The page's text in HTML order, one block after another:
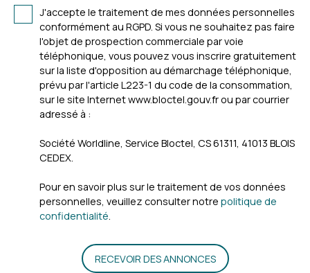
J'accepte le traitement de mes données personnelles
conformément au RGPD. Si vous ne souhaitez pas faire
l'objet de prospection commerciale par voie
téléphonique, vous pouvez vous inscrire gratuitement
sur la liste d'opposition au démarchage téléphonique,
prévu par l'article L223-1 du code de la consommation,
sur le site Internet www.bloctel.gouv.fr ou par courrier
adressé à :
Société Worldline, Service Bloctel, CS 61311, 41013 BLOIS
CEDEX.
Pour en savoir plus sur le traitement de vos données
personnelles, veuillez consulter notre politique de
confidentialité.
RECEVOIR DES ANNONCES